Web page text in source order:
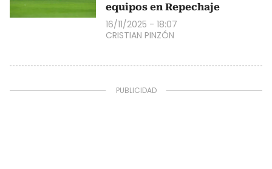
equipos en Repechaje
16/11/2025 - 18:07
CRISTIAN PINZÓN